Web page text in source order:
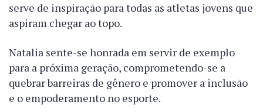
serve de inspiração para todas as atletas jovens que
aspiram chegar ao topo.
Natalia sente-se honrada em servir de exemplo
para a próxima geração, comprometendo-se a
quebrar barreiras de gênero e promover a inclusão
e o empoderamento no esporte.